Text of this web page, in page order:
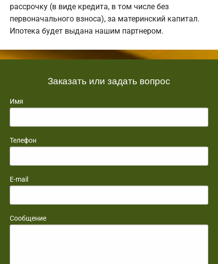
рассрочку (в виде кредита, в том числе без
первоначального взноса), за материнский капитал.
Ипотека будет выдана нашим партнером.
Заказать или задать вопрос
Имя
Телефон
E-mail
Сообщение